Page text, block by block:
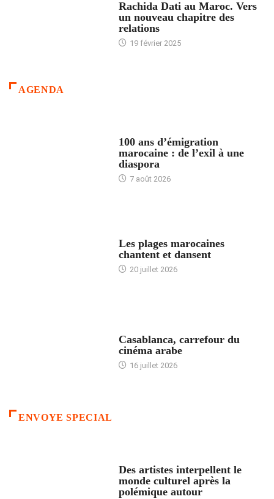
Rachida Dati au Maroc. Vers
un nouveau chapitre des
relations
19 février 2025
AGENDA
100 ans d’émigration
marocaine : de l’exil à une
diaspora
7 août 2026
Les plages marocaines
chantent et dansent
20 juillet 2026
Casablanca, carrefour du
cinéma arabe
16 juillet 2026
ENVOYE SPECIAL
Des artistes interpellent le
monde culturel après la
polémique autour